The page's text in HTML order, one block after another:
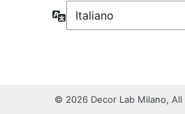
Lingua
© 2026 Decor Lab Milano, All